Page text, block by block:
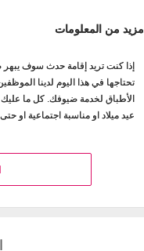
مزيد من المعلومات
إذا كنت تريد إقامة حدث سوف
تحتاجها في هذا اليوم لدينا
الأطباق لخدمة ضيوفك. كل ما
عيد ميلاد او مناسبة اجتماعية او